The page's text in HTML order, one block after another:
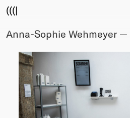
(((|
About
Award
Sponsors
Fair Work
TBD
Anna-Sophie Wehmeyer —